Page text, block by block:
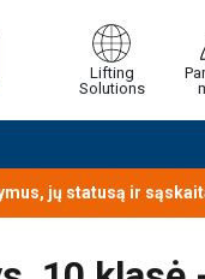
Lifting
Solutions
Tęsti
jų statusą ir
kurioje pasirinktoje